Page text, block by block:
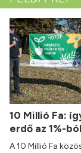
10 Millió Fa:
erdő az 1%-
A 10 Millió Fa